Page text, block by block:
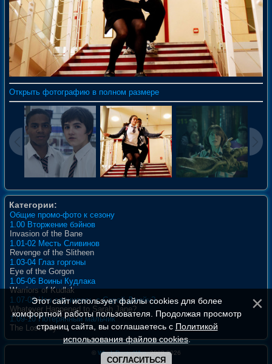
Открыть фотографию в полном размере
Категории:
Общие промо-фото к сезону
1.00 Вторжение бэйнов
Invasion of the Bane
1.01-02 Месть Сливинов
Revenge of the Slitheen
1.03-04 Глаз горгоны
Eye of the Gorgon
1.05-06 Воины Кудлака
Warriors of Kudlak
1.07-08 Что случилось с Сарой Джейн?
Whatever Happened to Sarah Jane?
1.09-10 Потерянный мальчик
The Lost Boy
© WhoIsDoctorWho, 2008-2026
Этот сайт использует файлы cookies для более
комфортной работы пользователя. Продолжая просмотр
страниц сайта, вы соглашаетесь с Политикой
использования файлов cookies.
СОГЛАСИТЬСЯ